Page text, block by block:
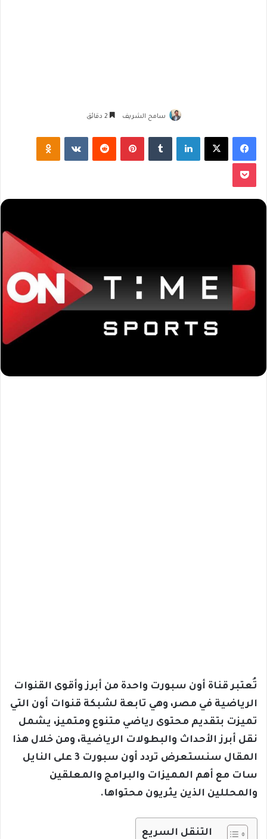
سامح الشريف
فيسبوك لينكدإن بينتيريست
تُعتبر قناة أون سبورت واحدة من أبرز وأقوى القنوات
الرياضية في مصر، وهي تابعة لشبكة قنوات أون التي
تميزت بتقديم محتوى رياضي متنوع ومتميز، يشمل
نقل أبرز الأحداث والبطولات الرياضية، ومن خلال هذا
المقال سنستعرض تردد أون سبورت 3 على النايل
سات مع أهم المميزات والبرامج والمعلقين
والمحللين الذين يثريون محتواها.
التنقل السريع